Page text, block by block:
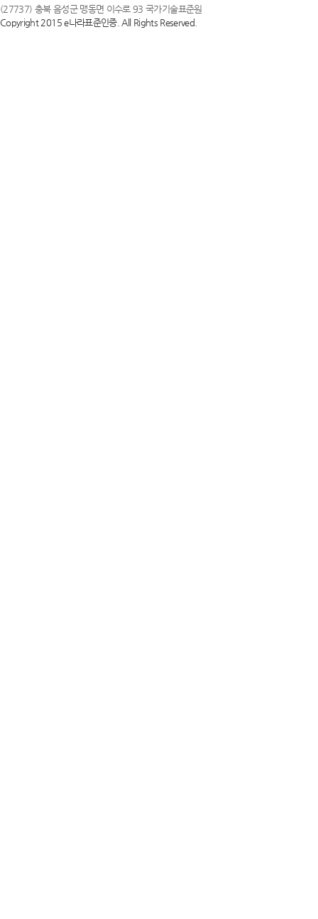
(27737) 충북 음성군 맹동면 이수로 93 국가기술표준원
Copyright 2015 e나라표준인증. All Rights Reserved.